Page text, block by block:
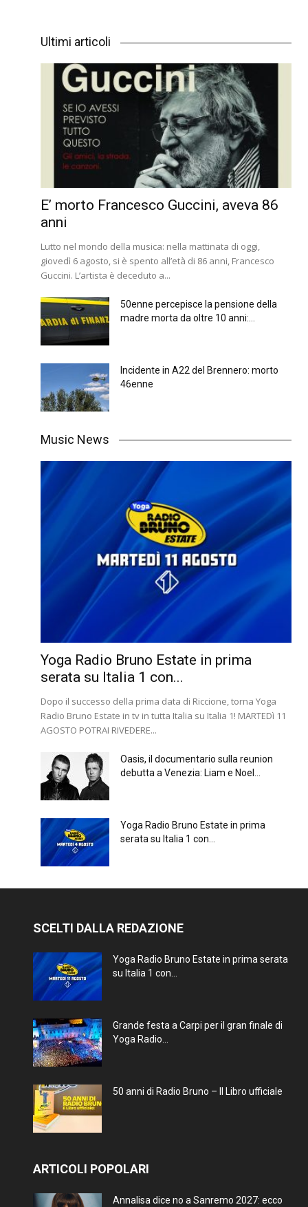
Ultimi articoli
E’ morto Francesco Guccini, aveva 86
anni
Lutto nel mondo della musica: nella mattinata di oggi,
giovedì 6 agosto, si è spento all’età di 86 anni, Francesco
Guccini. L’artista è deceduto a...
50enne percepisce la pensione della
madre morta da oltre 10 anni:...
Incidente in A22 del Brennero: morto
46enne
Music News
Yoga Radio Bruno Estate in prima
serata su Italia 1 con...
Dopo il successo della prima data di Riccione, torna Yoga
Radio Bruno Estate in tv in tutta Italia su Italia 1! MARTEDì 11
AGOSTO POTRAI RIVEDERE...
Oasis, il documentario sulla reunion
debutta a Venezia: Liam e Noel...
Yoga Radio Bruno Estate in prima
serata su Italia 1 con...
SCELTI DALLA REDAZIONE
Yoga Radio Bruno Estate in prima serata
su Italia 1 con...
Grande festa a Carpi per il gran finale di
Yoga Radio...
50 anni di Radio Bruno – Il Libro ufficiale
ARTICOLI POPOLARI
Annalisa dice no a Sanremo 2027: ecco